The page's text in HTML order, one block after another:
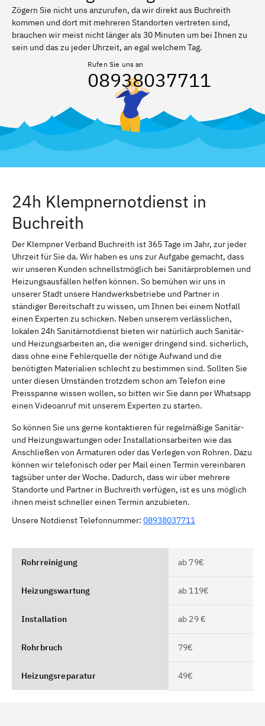
Zögern Sie nicht uns anzurufen, da wir direkt aus Buchreith
kommen und dort mit mehreren Standorten vertreten sind,
brauchen wir meist nicht länger als 30 Minuten um bei Ihnen zu
sein und das zu jeder Uhrzeit, an egal welchem Tag.
Rufen Sie uns an
08938037711
24h Klempnernotdienst in
Buchreith
Der Klempner Verband Buchreith ist 365 Tage im Jahr, zur jeder
Uhrzeit für Sie da. Wir haben es uns zur Aufgabe gemacht, dass
wir unseren Kunden schnellstmöglich bei Sanitärproblemen und
Heizungsausfällen helfen können. So bemühen wir uns in
unserer Stadt unsere Handwerksbetriebe und Partner in
ständiger Bereitschaft zu wissen, um Ihnen bei einem Notfall
einen Experten zu schicken. Neben unserem verlässlichen,
lokalen 24h Sanitärnotdienst bieten wir natürlich auch Sanitär-
und Heizungsarbeiten an, die weniger dringend sind. sicherlich,
dass ohne eine Fehlerquelle der nötige Aufwand und die
benötigten Materialien schlecht zu bestimmen sind. Sollten Sie
unter diesen Umständen trotzdem schon am Telefon eine
Preisspanne wissen wollen, so bitten wir Sie dann per Whatsapp
einen Videoanruf mit unserem Experten zu starten.
So können Sie uns gerne kontaktieren für regelmäßige Sanitär-
und Heizungswartungen oder Installationsarbeiten wie das
Anschließen von Armaturen oder das Verlegen von Rohren. Dazu
können wir telefonisch oder per Mail einen Termin vereinbaren
tagsüber unter der Woche. Dadurch, dass wir über mehrere
Standorte und Partner in Buchreith verfügen, ist es uns möglich
ihnen meist schneller einen Termin anzubieten.
Unsere Notdienst Telefonnummer: 08938037711
Rohrreinigung ab 79€
Heizungswartung ab 119€
Installation ab 29 €
Rohrbruch 79€
Heizungsreparatur 49€